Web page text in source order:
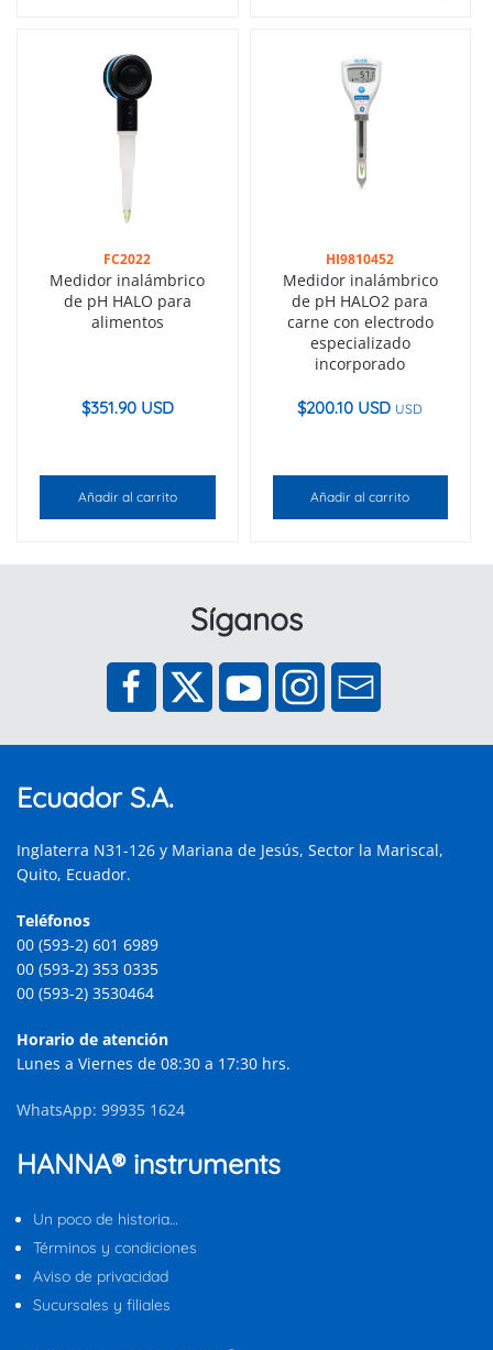
FC2022
Medidor inalámbrico
de pH HALO para
alimentos
$351.90 USD
Añadir al carrito
HI9810452
Medidor inalámbrico
de pH HALO2 para
carne con electrodo
especializado
incorporado
$200.10 USD USD
Añadir al carrito
Síganos
Ecuador S.A.
Inglaterra N31-126 y Mariana de Jesús, Sector la Mariscal,
Quito, Ecuador.
Teléfonos
00 (593-2) 601 6989
00 (593-2) 353 0335
00 (593-2) 3530464
Horario de atención
Lunes a Viernes de 08:30 a 17:30 hrs.
WhatsApp: 99935 1624
HANNA® instruments
Un poco de historia…
Términos y condiciones
Aviso de privacidad
Sucursales y filiales